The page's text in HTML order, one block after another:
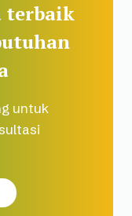
terbaik
untuk